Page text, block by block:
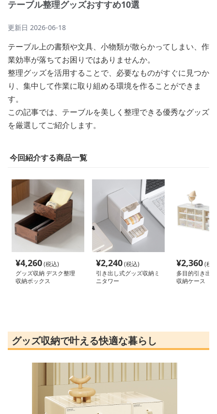
テーブル整理グッズおすすめ10選
更新日 2026-06-18
テーブル上の書類や文具、小物類が散らかってしまい、作
業効率が落ちてお困りではありませんか。
整理グッズを活用することで、必要なものがすぐに見つか
り、集中して作業に取り組める環境を作ることができま
す。
この記事では、テーブルを美しく整理できる優秀なグッズ
を厳選してご紹介します。
今回紹介する商品一覧
¥4,260(税込)
グッズ収納 デスク整理
収納ボックス
¥2,240(税込)
引き出し式グッズ収納ミ
ニタワー
¥2,360(税
多目的引き出
収納ケース
グッズ収納で叶える快適な暮らし